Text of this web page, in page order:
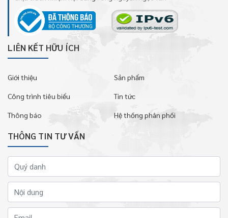
LIÊN KẾT HỮU ÍCH
Giới thiệu Sản phẩm
Công trình tiêu biểu Tin tức
Thông báo Hệ thống phân phối
THÔNG TIN TƯ VẤN